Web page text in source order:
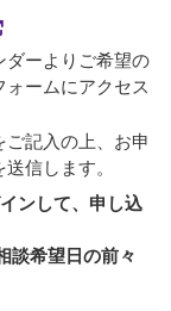
ダーよりご希望の
ームにアクセス
記入の上、お申
信します。
ンして、申し込
談希望日の前々